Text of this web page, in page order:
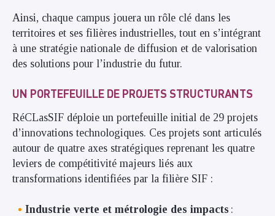
Ainsi, chaque campus jouera un rôle clé dans les
territoires et ses filières industrielles, tout en s’intégrant
à une stratégie nationale de diffusion et de valorisation
des solutions pour l’industrie du futur.
UN PORTEFEUILLE DE PROJETS STRUCTURANTS
RéCLasSIF déploie un portefeuille initial de 29 projets
d’innovations technologiques. Ces projets sont articulés
autour de quatre axes stratégiques reprenant les quatre
leviers de compétitivité majeurs liés aux
transformations identifiées par la filière SIF :
Industrie verte et métrologie des impacts :